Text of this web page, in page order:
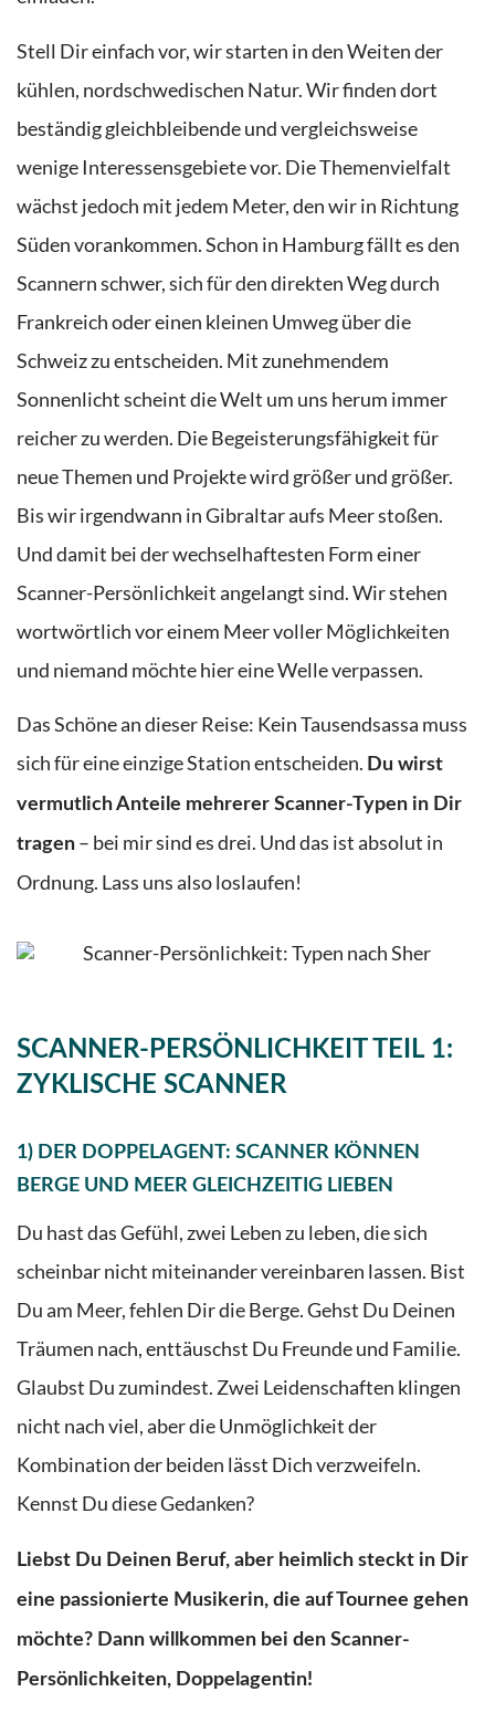
Stell Dir einfach vor, wir starten in den Weiten der
kühlen, nordschwedischen Natur. Wir finden dort
beständig gleichbleibende und vergleichsweise
wenige Interessensgebiete vor. Die Themenvielfalt
wächst jedoch mit jedem Meter, den wir in Richtung
Süden vorankommen. Schon in Hamburg fällt es den
Scannern schwer, sich für den direkten Weg durch
Frankreich oder einen kleinen Umwegüber die
Schweiz zu entscheiden. Mit zunehmendem
Sonnenlicht scheint die Welt um uns herum immer
reicher zu werden. Die Begeisterungsfähigkeit für
neue Themen und Projekte wird größer und größer.
Bis wir irgendwann in Gibraltar aufs Meer stoßen.
Und damit bei der wechselhaftesten Form einer
Scanner-Persönlichkeit angelangt sind. Wir stehen
wortwörtlich vor einem Meer voller Möglichkeiten
und niemand möchte hier eine Welle verpassen.
Das Schöne an dieser Reise: Kein Tausendsassa muss
sich für eine einzige Station entscheiden. Du wirst
vermutlich Anteile mehrerer Scanner-Typen in Dir
tragen – bei mir sind es drei. Und das ist absolut in
Ordnung. Lass uns also loslaufen!
SCANNER-PERSÖNLICHKEITTEIL 1:
ZYKLISCHE SCANNER
1) DER DOPPELAGENT: SCANNER KÖNNEN
BERGE UND MEER GLEICHZEITIG LIEBEN
Du hast das Gefühl, zwei Leben zu leben, die sich
scheinbar nicht miteinander vereinbaren lassen. Bist
Du am Meer, fehlen Dir die Berge. Gehst Du Deinen
Träumen nach, enttäuschst Du Freunde und Familie.
Glaubst Du zumindest. Zwei Leidenschaften klingen
nicht nach viel, aber die Unmöglichkeit der
Kombination der beiden lässt Dich verzweifeln.
Kennst Du diese Gedanken?
Liebst Du Deinen Beruf, aber heimlich steckt in Dir
eine passionierte Musikerin, die auf Tournee gehen
möchte? Dann willkommen bei den Scanner-
Persönlichkeiten, Doppelagentin!